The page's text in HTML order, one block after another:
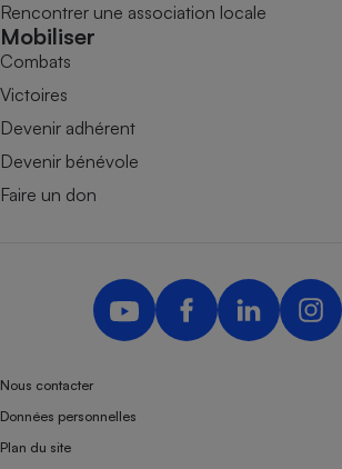
Rencontrer une association locale
Mobiliser
Combats
Victoires
Devenir adhérent
Devenir bénévole
Faire un don
Nous contacter
Données personnelles
Plan du site